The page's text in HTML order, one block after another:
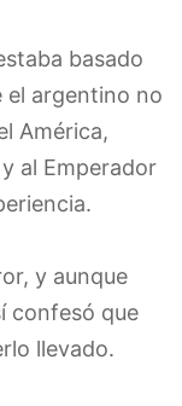
basado
el argentino no
América,
al Emperador
y aunque
confesó que
llevado.